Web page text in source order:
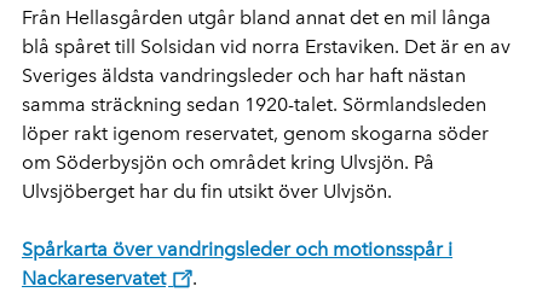
Från Hellasgården utgår bland annat det en mil långa
blå spåret till Solsidan vid norra Erstaviken. Det är en av
Sveriges äldsta vandringsleder och har haft nästan
samma sträckning sedan 1920-talet. Sörmlandsleden
löper rakt igenom reservatet, genom skogarna söder
om Söderbysjön och området kring Ulvsjön. På
Ulvsjöberget har du fin utsikt över Ulvjsön.
Spårkarta över vandringsleder och motionsspår i
Nackareservatet
.